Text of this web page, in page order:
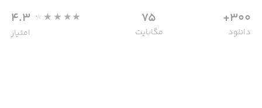
300+
دانلود
75
مگابایت
4.3
امتیاز